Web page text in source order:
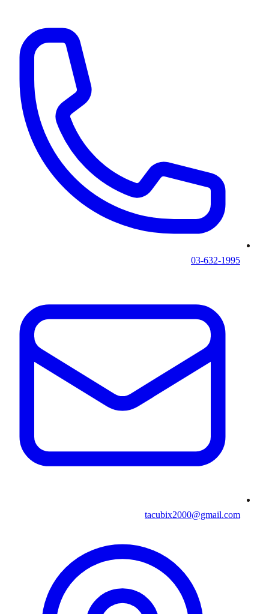
03-632-1995
tacubix2000@gmail.com